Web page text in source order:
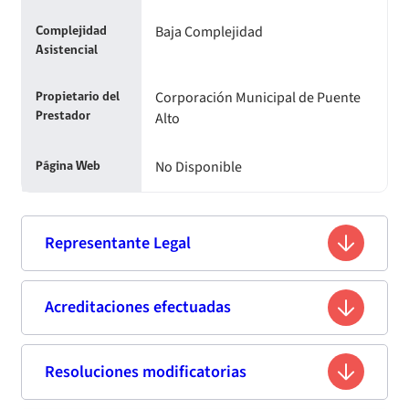
Complejidad
Asistencial
Baja Complejidad
Propietario del
Prestador
Corporación Municipal de Puente
Alto
Página Web No Disponible
Representante Legal
Nombre Sandra Fuentes Melo
Profesión No Disponible
Acreditaciones efectuadas
Primera acreditación
Resoluciones modificatorias